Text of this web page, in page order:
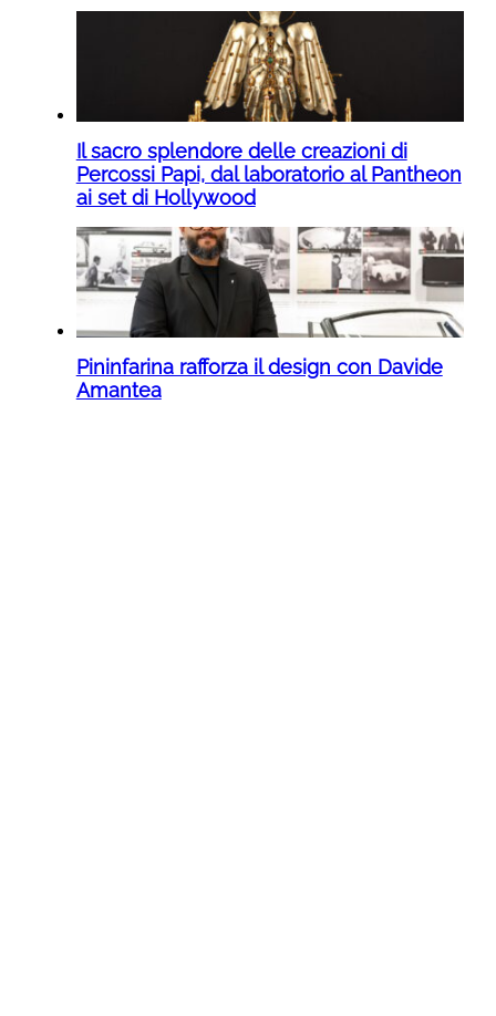
Il sacro splendore delle creazioni di
Percossi Papi, dal laboratorio al Pantheon
ai set di Hollywood
Pininfarina rafforza il design con Davide
Amantea